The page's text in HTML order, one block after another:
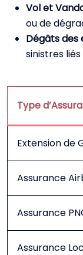
Vol et
ou de
Dégâts des
sinistres
Type
Extension de
Assurance
Assurance
Assurance